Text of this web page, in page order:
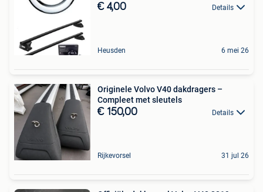
€ 4,00 Details
Heusden 6 mei 26
Originele Volvo V40 dakdragers –
Compleet met sleutels
€ 150,00 Details
Rijkevorsel 31 jul 26